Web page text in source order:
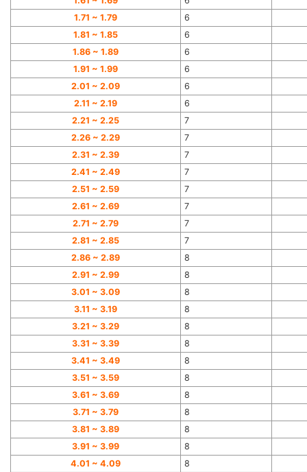
1.71 ~ 1.79
6
1.81 ~ 1.85
6
1.86 ~ 1.89
6
1.91 ~ 1.99
6
2.01 ~ 2.09
6
2.11 ~ 2.19
6
2.21 ~ 2.25
7
2.26 ~ 2.29
7
2.31 ~ 2.39
7
2.41 ~ 2.49
7
2.51 ~ 2.59
7
2.61 ~ 2.69
7
2.71 ~ 2.79
7
2.81 ~ 2.85
7
2.86 ~ 2.89
8
2.91 ~ 2.99
8
3.01 ~ 3.09
8
3.11 ~ 3.19
8
3.21 ~ 3.29
8
3.31 ~ 3.39
8
3.41 ~ 3.49
8
3.51 ~ 3.59
8
3.61 ~ 3.69
8
3.71 ~ 3.79
8
3.81 ~ 3.89
8
3.91 ~ 3.99
8
4.01 ~ 4.09
8